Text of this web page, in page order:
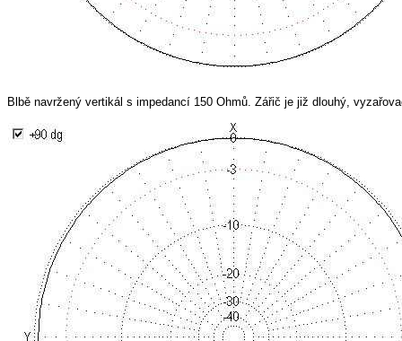
Blbě navržený vertikál s impedancí 150 Ohmů. Zářič je již dlouhý,